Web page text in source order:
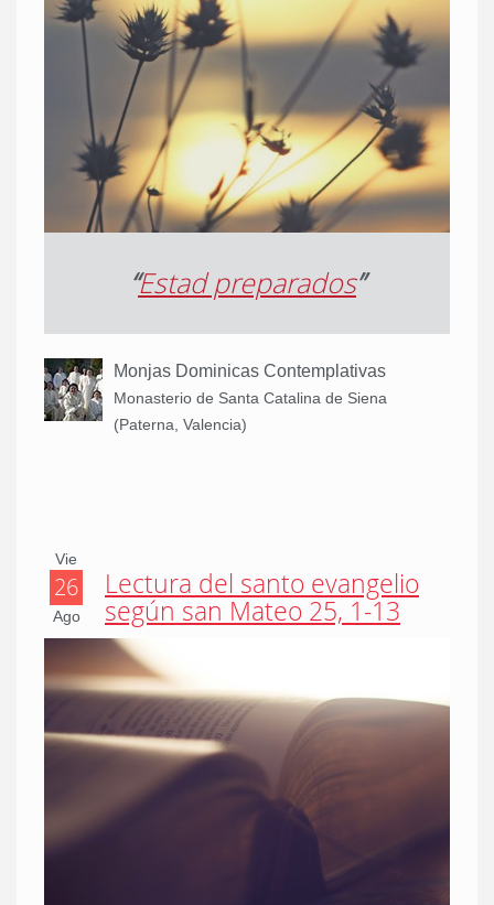
“Estad preparados”
Monjas Dominicas Contemplativas
Monasterio de Santa Catalina de Siena
(Paterna, Valencia)
Vie
26
Ago
Lectura del santo evangelio
según san Mateo 25, 1-13